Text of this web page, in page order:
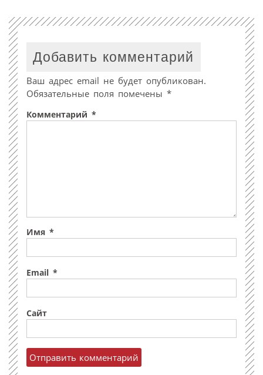
Добавить комментарий
Ваш адрес email не будет опубликован.
Обязательные поля помечены *
Комментарий *
Имя *
Email *
Сайт